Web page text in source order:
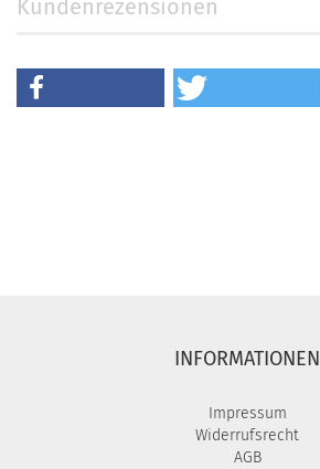
Kundenrezensionen
INFORMATIONEN
Impressum
Widerrufsrecht
AGB